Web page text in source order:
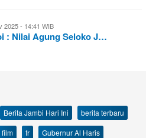
2025 - 14:41 WIB
: Nilai Agung Seloko J…
Berita Jambi Hari Ini
berita terbaru
film fr
Gubernur Al Haris